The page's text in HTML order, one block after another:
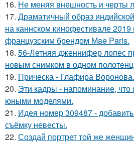
16. Не меняя внешность и черты
17. Драматичный образ
на каннском кинофестивале 2019
французским брендом Mae Paris.
18. 56-Летняя дженнифер лопес
новым снимком в одном
19. Прическа - Глафира Воронова.
20. Эти кадры - напоминание, что
юными моделями.
21. Идея номер 309487 -
съёмку невесты.
22. Создай портрет той же